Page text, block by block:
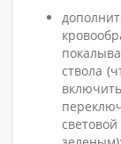
ствола